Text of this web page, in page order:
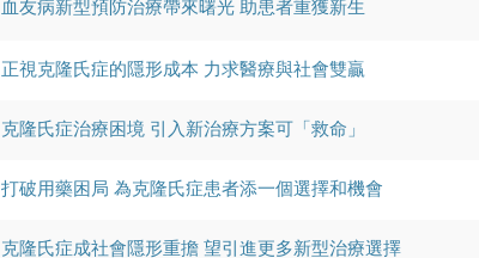
血友病新型預防治療帶來曙光 助患者重獲新生
正視克隆氏症的隱形成本 力求醫療與社會雙贏
克隆氏症治療困境 引入新治療方案可「救命」
打破用藥困局 為克隆氏症患者添一個選擇和機會
克隆氏症成社會隱形重擔 望引進更多新型治療選擇